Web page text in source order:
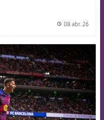
08 abr. 26
Barcelona badge